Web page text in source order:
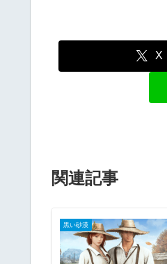
X
関連記事
黒い砂漠